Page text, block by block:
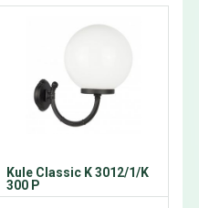
Kule Classic K 3012/1/K
300 P